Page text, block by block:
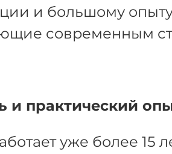
и большому
современным
и практический
уже более 15